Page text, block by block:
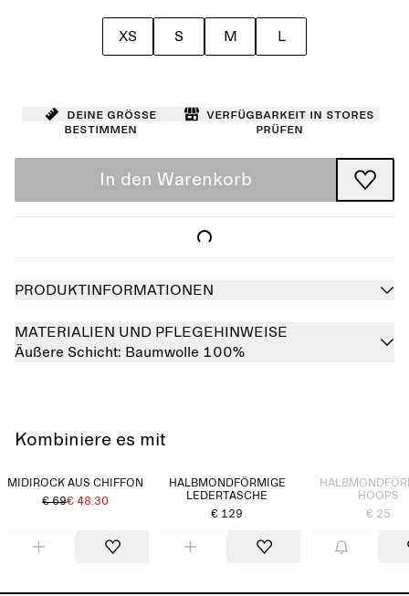
XS S M L
Deine Größe
bestimmen
Verfügbarkeit in Stores
prüfen
In den Warenkorb
PRODUKTINFORMATIONEN
MATERIALIEN UND PFLEGEHINWEISE
Äußere Schicht: Baumwolle 100%
Kombiniere es mit
MIDIROCK AUS CHIFFON
€ 69€ 48.30
HALBMONDFÖRMIGE
LEDERTASCHE
€ 129
HOOPS
€ 25